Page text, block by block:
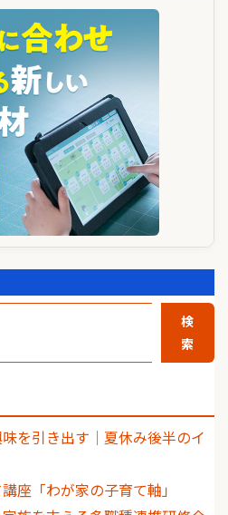
検
索
を引き出す｜夏休み後半のイ
座「わが家の子育て軸」